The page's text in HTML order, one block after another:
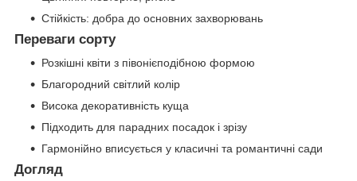
Стійкість: добра до основних захворювань
Переваги сорту
Розкішні квіти з півонієподібною формою
Благородний світлий колір
Висока декоративність куща
Підходить для парадних посадок і зрізу
Гармонійно вписується у класичні та романтичні сади
Догляд